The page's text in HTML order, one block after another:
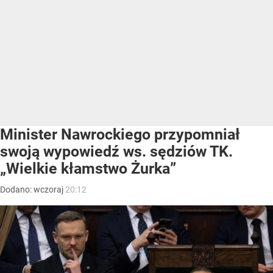
Minister Nawrockiego przypomniał
swoją wypowiedź ws. sędziów TK.
„Wielkie kłamstwo Żurka”
Dodano:wczoraj 20:12